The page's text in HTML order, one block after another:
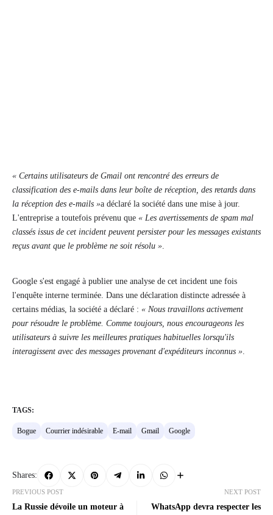
« Certains utilisateurs de Gmail ont rencontré des erreurs de
classification des e-mails dans leur boîte de réception, des retards dans
la réception des e-mails »a déclaré la société dans une mise à jour.
L'entreprise a toutefois prévenu que « Les avertissements de spam mal
classés issus de cet incident peuvent persister pour les messages existants
reçus avant que le problème ne soit résolu »
Google s'est engagé à publier une analyse de cet incident une fois
l'enquête interne terminée. Dans une déclaration distincte adressée à
certains médias, la société a déclaré : « Nous travaillons activement
pour résoudre le problème. Comme toujours, nous encourageons les
utilisateurs à suivre les meilleures pratiques habituelles lorsqu'ils
interagissent avec des messages provenant d'expéditeurs inconnus »
TAGS:
Bogue Courrier indésirable E-mail Gmail Google
Shares:
PREVIOUS POST
La Russie dévoile un moteur à
NEXT POST
WhatsApp devra respecter les